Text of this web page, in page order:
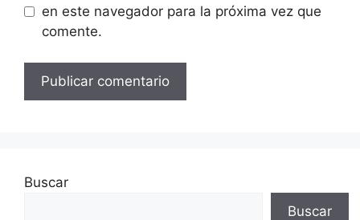
en este navegador para la próxima vez que
comente.
Buscar
Buscar